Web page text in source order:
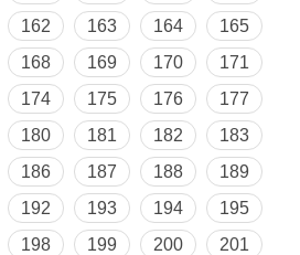
162 163 164
165
168 169 170
171
174 175 176
177
180 181 182
183
186 187 188
189
192 193 194
195
198 199 200
201